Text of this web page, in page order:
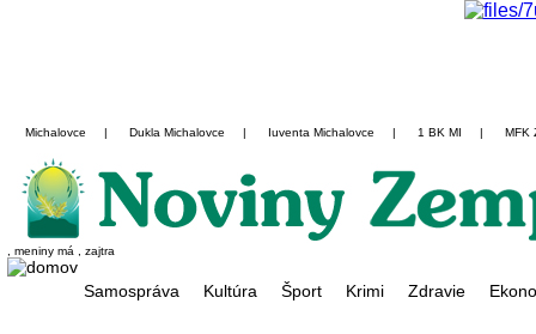
Michalovce | Dukla Michalovce | Iuventa Michalovce | 1 BK MI | MFK
, meniny má , zajtra
Samospráva Kultúra Šport Krimi Zdravie